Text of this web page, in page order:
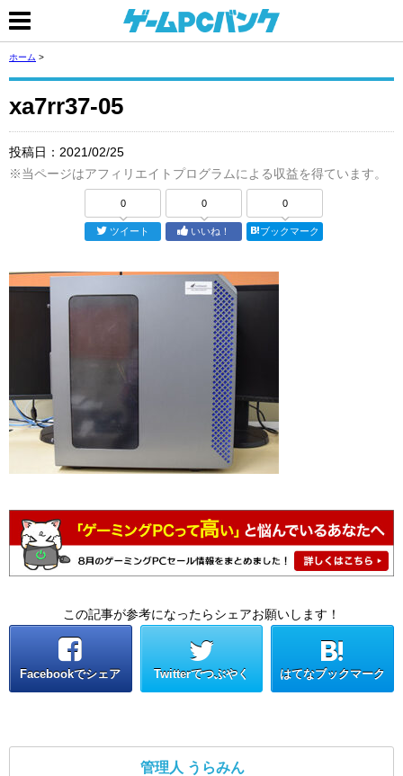
ホーム >
xa7rr37-05
投稿日： 2021/02/25
※当ページはアフィリエイトプログラムによる収益を得ています。
0
ツイート
0
いいね！
0
ブックマーク
この記事が参考になったらシェアお願いします！
Facebookでシェア Twitterでつぶやく はてなブックマーク
管理人 うらみん